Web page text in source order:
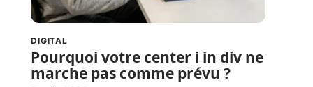
DIGITAL
Pourquoi votre center i in div ne
marche pas comme prévu ?